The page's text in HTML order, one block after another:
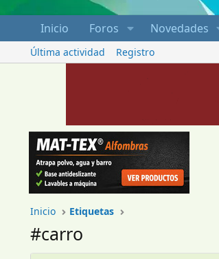
Inicio Foros Novedades
Última actividad Registro
Inicio Etiquetas
#carro